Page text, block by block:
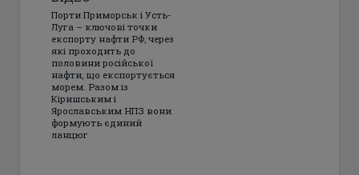
Порти Приморськ і Усть-
Луга – ключові точки
експорту нафти РФ, через
які проходить до
половини російської
нафти, що експортується
морем. Разом із
Кіришським і
Ярославським НПЗ вони
формують єдиний
ланцюг